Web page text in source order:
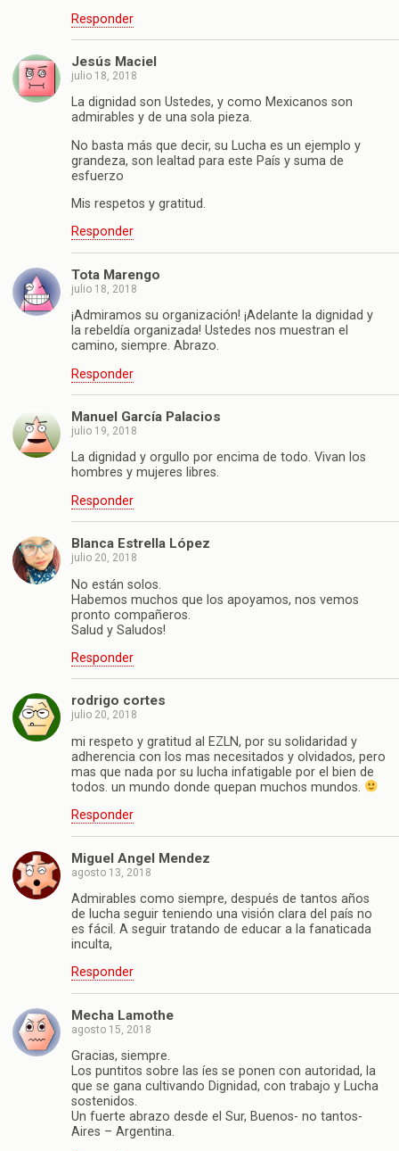
Responder
Jesús Maciel
julio 18, 2018
La dignidad son Ustedes, y como Mexicanos son
admirables y de una sola pieza.
No basta más que decir, su Lucha es un ejemplo y
grandeza, son lealtad para este País y suma de
esfuerzo
Mis respetos y gratitud.
Responder
Tota Marengo
julio 18, 2018
¡Admiramos su organización! ¡Adelante la dignidad y
la rebeldía organizada! Ustedes nos muestran el
camino, siempre. Abrazo.
Responder
Manuel García Palacios
julio 19, 2018
La dignidad y orgullo por encima de todo. Vivan los
hombres y mujeres libres.
Responder
Blanca Estrella López
julio 20, 2018
No están solos.
Habemos muchos que los apoyamos, nos vemos
pronto compañeros.
Salud y Saludos!
Responder
rodrigo cortes
julio 20, 2018
mi respeto y gratitud al EZLN, por su solidaridad y
adherencia con los mas necesitados y olvidados, pero
mas que nada por su lucha infatigable por el bien de
todos. un mundo donde quepan muchos mundos.
Responder
Miguel Angel Mendez
agosto 13, 2018
Admirables como siempre, después de tantos años
de lucha seguir teniendo una visión clara del país no
es fácil. A seguir tratando de educar a la fanaticada
inculta,
Responder
Mecha Lamothe
agosto 15, 2018
Gracias, siempre.
Los puntitos sobre las íes se ponen con autoridad, la
que se gana cultivando Dignidad, con trabajo y Lucha
sostenidos.
Un fuerte abrazo desde el Sur, Buenos- no tantos-
Aires – Argentina.